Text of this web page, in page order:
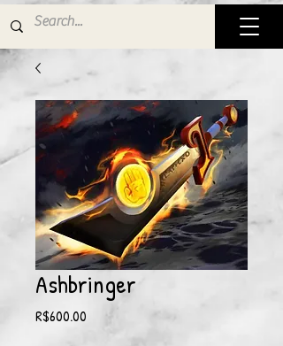
Ashbringer
R$600.00